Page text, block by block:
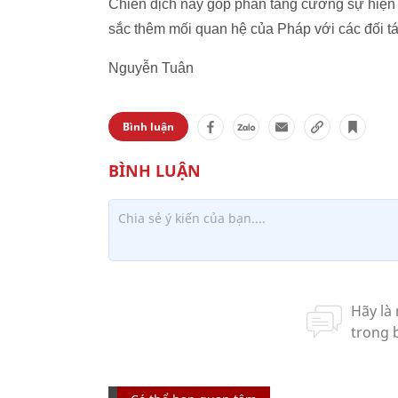
Chiến dịch này góp phần tăng cường sự
sắc thêm mối quan hệ của Pháp với các đối
Nguyễn Tuân
Bình luận